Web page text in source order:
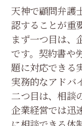
天神で顧問弁護
認することが重
まず一つ目は、
です。契約書や
題に対応できる
実務的なアドバ
二つ目は、相談
企業経営では迅